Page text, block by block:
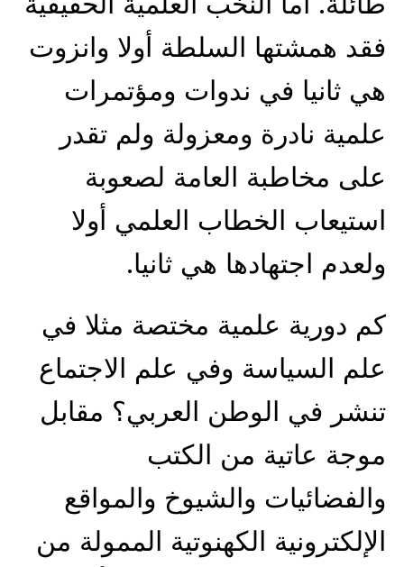
فقد همشتها السلطة أولا وانزوت
هي ثانيا في ندوات ومؤتمرات
علمية نادرة ومعزولة ولم تقدر
على مخاطبة العامة لصعوبة
استيعاب الخطاب العلمي أولا
ولعدم اجتهادها هي ثانيا.
كم دورية علمية مختصة مثلا في
علم السياسة وفي علم الاجتماع
تنشر في الوطن العربي؟ مقابل
موجة عاتية من الكتب
والفضائيات والشيوخ والمواقع
الإلكترونية الكهنوتية الممولة من